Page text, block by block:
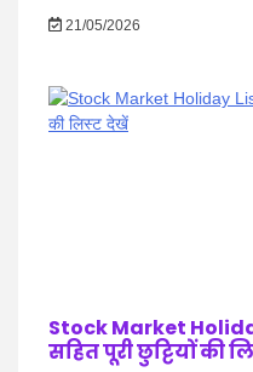
21/05/2026
Stock Market
सहित पूरी छुट्टियों की